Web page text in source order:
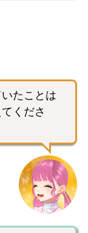
たことは
くださ